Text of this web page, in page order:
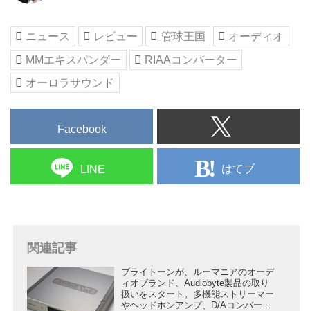
るドライバーユニットのひとつ
WE555を中心とする2ウェイ・シ
ステムに組み合わせて、現代の音
ニュース レビュー 管球王国
オーディオ
MMエキスパンダー
RIAAコンバーター
オーロラサウンド
Facebook
LINE はてブ
関連記事
ブライトーンが、ルーマニアのオーデ
ィオブランド、Audiobyte製品の取り
扱いをスタート。多機能ストリーマー
やヘッドホンアンプ、D/Aコンバータ